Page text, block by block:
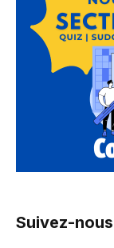
Suivez-nous